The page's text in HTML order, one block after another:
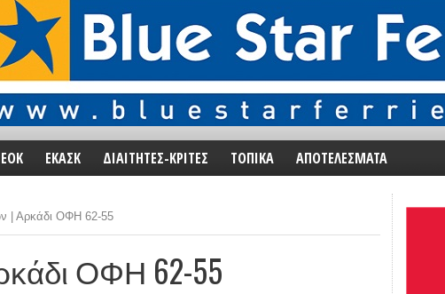
ΕΟΚ ΕΚΑΣΚ ΔΙΑΙΤΗΤΕΣ-ΚΡΙΤΕΣ ΤΟΠΙΚΑ ΑΠΟΤΕΛΕΣΜΑΤΑ
| Αρκάδι ΟΦΗ 62-55
ΟΦΗ 62-55